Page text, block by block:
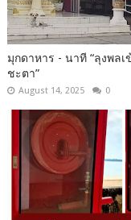
มุกดาหาร​ -​ นาที​ “ลุงพล
ชะตา”
August 14, 2025 0